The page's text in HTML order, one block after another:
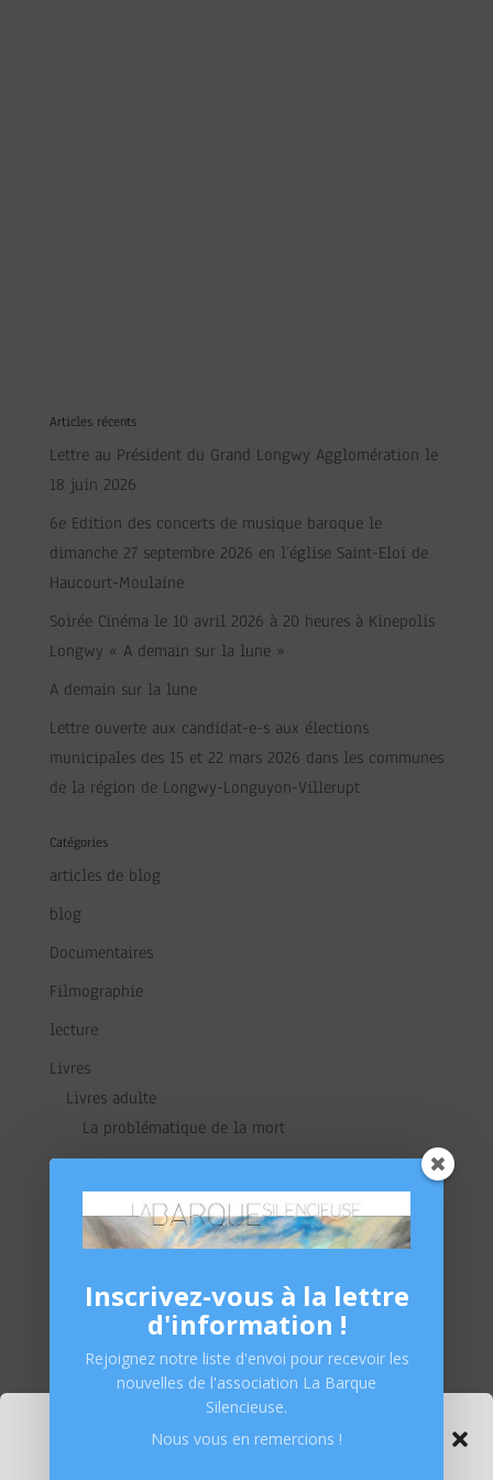
Articles récents
Lettre au Président du Grand Longwy Agglomération le
18 juin 2026
6e Edition des concerts de musique baroque le
dimanche 27 septembre 2026 en l’église Saint-Eloi de
Haucourt-Moulaine
Soirée Cinéma le 10 avril 2026 à 20 heures à Kinepolis
Longwy « A demain sur la lune »
A demain sur la lune
Lettre ouverte aux candidat-e-s aux élections
municipales des 15 et 22 mars 2026 dans les communes
de la région de Longwy-Longuyon-Villerupt
Catégories
articles de blog
blog
Documentaires
Filmographie
lecture
Livres
Livres adulte
La problématique de la mort
Les soins palliatifs et accompagnement
Livres enfants
L'enfance
La petite enfance
média
Inscrivez-vous à la lettre
d'information !
Rejoignez notre liste d'envoi pour recevoir les
nouvelles de l'association La Barque
Silencieuse.
Nous vous en remercions !